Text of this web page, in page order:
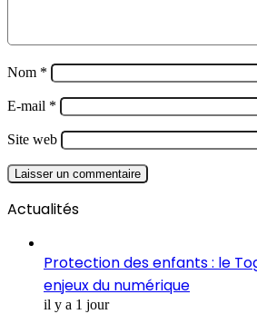
Nom *
E-mail *
Site web
Actualités
Protection des enfants : le
enjeux du numérique
il y a 1 jour